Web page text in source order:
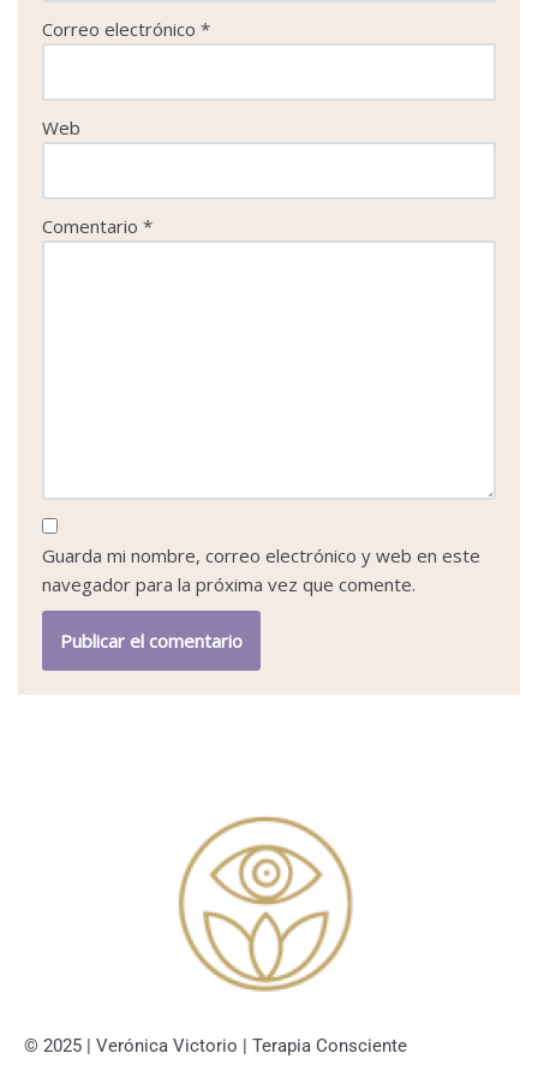
Correo electrónico *
Web
Comentario *
Guarda mi nombre, correo electrónico y web en este
navegador para la próxima vez que comente.
© 2025 | Verónica Victorio | Terapia Consciente